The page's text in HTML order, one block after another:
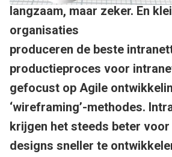
langzaam, maar zeker. En
organisaties
produceren de beste
productieproces voor
gefocust op Agile
‘wireframing’-methodes.
krijgen het steeds beter
designs sneller te